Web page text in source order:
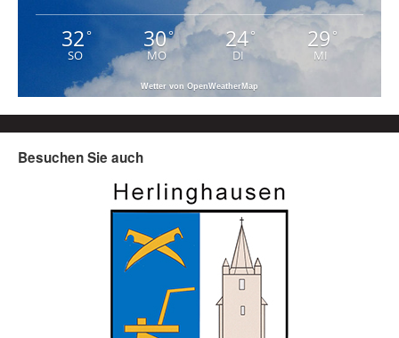
32°
SO
30°
MO
24°
DI
29 °
MI
Wetter von OpenWeatherMap
Besuchen Sie auch